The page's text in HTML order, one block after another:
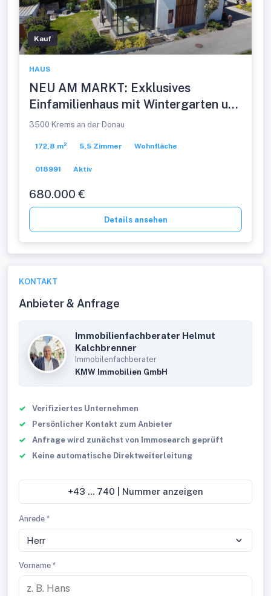
Kauf
HAUS
NEU AM MARKT: Exklusives
Einfamilienhaus mit Wintergarten und
Blick auf das Benediktinerstift
3500 Krems an der Donau
172,8 m² 5,5 Zimmer Wohnfläche
018991 Aktiv
680.000 €
Details ansehen
KONTAKT
Anbieter & Anfrage
Immobilienfachberater Helmut
Kalchbrenner
Immobilenfachberater
KMW Immobilien GmbH
Verifiziertes Unternehmen
Persönlicher Kontakt zum Anbieter
Anfrage wird zunächst von Immosearch geprüft
Keine automatische Direktweiterleitung
+43 ... 740 | Nummer anzeigen
Anrede *
Herr
Vorname *